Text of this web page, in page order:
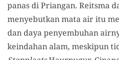
panas di Priangan. Reitsma
menyebutkan mata air itu
dan daya penyembuhan
keindahan alam, meskipun